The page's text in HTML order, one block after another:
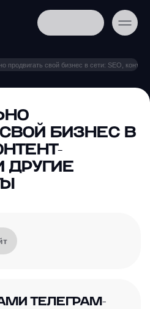
продвигать свой бизнес в сети: SEO,
БИЗНЕС В
ДРУГИЕ
ТЕЛЕГРАМ-